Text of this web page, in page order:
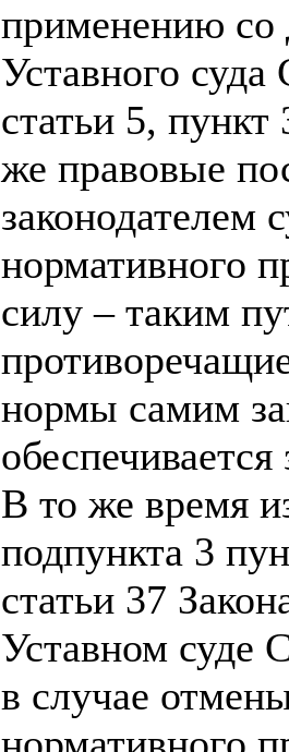
применению со
Уставного
статьи 5, пункт
же правовые
законодателем
нормативного
силу – таким
нормы самим
В то же время
подпункта 3
статьи 37
Уставном суде
в случае